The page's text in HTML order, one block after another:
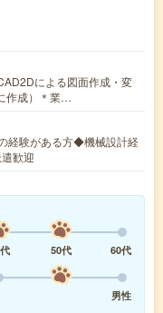
による図面作成・変
作成）＊業…
経験がある方◆機械設計経
歓迎
50代
60代
男性